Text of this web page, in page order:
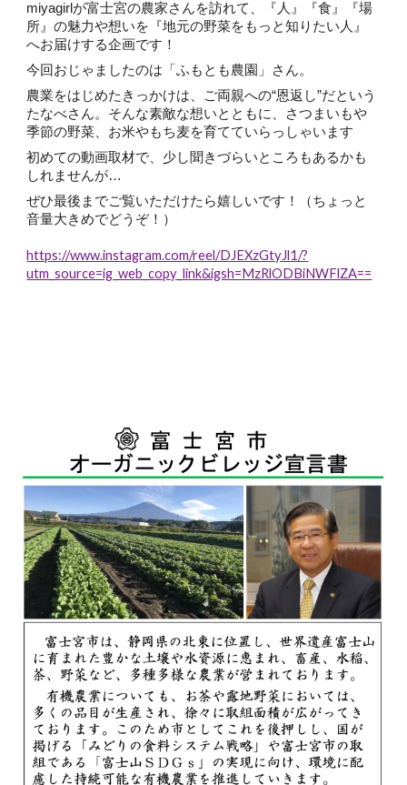
miyagirlが富士宮の農家さんを訪れて、『人』『食』『場
所』の魅力や想いを『地元の野菜をもっと知りたい人』
へお届けする企画です！
今回おじゃましたのは「ふもとも農園」さん。
農業をはじめたきっかけは、ご両親への“恩返し”だという
たなべさん。そんな素敵な想いとともに、さつまいもや
季節の野菜、お米やもち麦を育てていらっしゃいます
初めての動画取材で、少し聞きづらいところもあるかも
しれませんが…
ぜひ最後までご覧いただけたら嬉しいです！（ちょっと
音量大きめでどうぞ！）
https://www.instagram.com/reel/DJEXzGtyJl1/?
utm_source=ig_web_copy_link&igsh=MzRlODBiNWFlZA==